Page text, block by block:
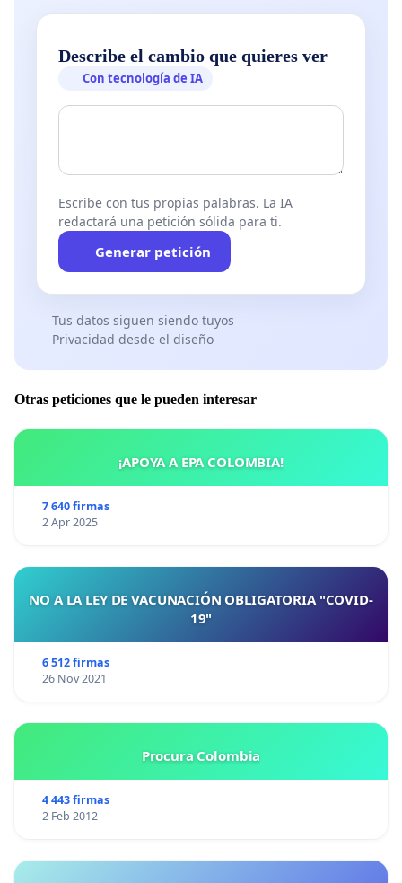
Describe el cambio que quieres ver
Con tecnología de IA
Escribe con tus propias palabras. La IA
redactará una petición sólida para ti.
Generar petición
Tus datos siguen siendo tuyos
Privacidad desde el diseño
Otras peticiones que le pueden interesar
¡APOYA A EPA COLOMBIA!
7 640 firmas
2 Apr 2025
NO A LA LEY DE VACUNACIÓN OBLIGATORIA "COVID-
19"
6 512 firmas
26 Nov 2021
Procura Colombia
4 443 firmas
2 Feb 2012